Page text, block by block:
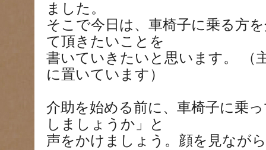
ました。
そこで今日は、車椅子に乗る方
て頂きたいことを
書いていきたいと思います。 （
に置いています）
介助を始める前に、車椅子に乗
しましょうか」と
声をかけましょう。顔を見なが